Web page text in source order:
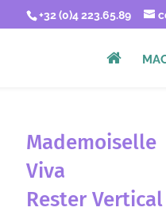
+32 (0)4 223.65.89
Mademoiselle
Viva
Rester Vertical